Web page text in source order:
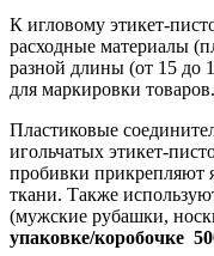
К игловому этикет-
расходные материалы
разной длины (от 15 до
для маркировки товаров.
Пластиковые
игольчатых этикет-
пробивки прикрепляют
ткани. Также
(мужские рубашки,
упаковке/коробочке